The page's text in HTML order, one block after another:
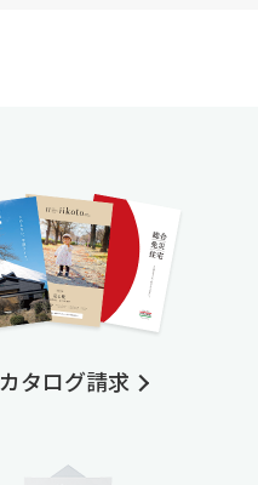
カタログ請求